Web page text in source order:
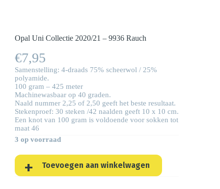
Opal Uni Collectie 2020/21 – 9936 Rauch
€7,95
Samenstelling: 4-draads 75% scheerwol / 25%
polyamide.
100 gram – 425 meter
Machinewasbaar op 40 graden.
Naald nummer 2,25 of 2,50 geeft het beste resultaat.
Stekenproef: 30 steken /42 naalden geeft 10 x 10 cm.
Een knot van 100 gram is voldoende voor sokken tot
maat 46
3 op voorraad
Toevoegen aan winkelwagen